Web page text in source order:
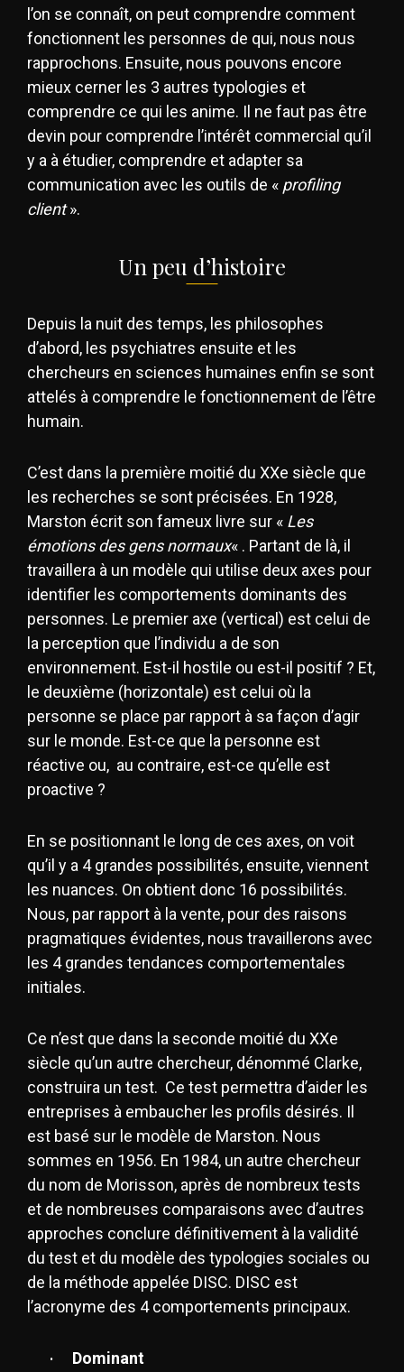
l’on se connaît, on peut comprendre comment
fonctionnent les personnes de qui, nous nous
rapprochons. Ensuite, nous pouvons encore
mieux cerner les 3 autres typologies et
comprendre ce qui les anime. Il ne faut pas être
devin pour comprendre l’intérêt commercial qu’il
y a à étudier, comprendre et adapter sa
communication avec les outils de « profiling
client».
Un peu d’histoire
Depuis la nuit des temps, les philosophes
d’abord, les psychiatres ensuite et les
chercheurs en sciences humaines enfin se sont
attelés à comprendre le fonctionnement de l’être
humain.
C’est dans la première moitié du XXe siècle que
les recherches se sont précisées. En 1928,
Marston écrit son fameux livre sur « Les
émotions des gens normaux« . Partant de là, il
travaillera à un modèle qui utilise deux axes pour
identifier les comportements dominants des
personnes. Le premier axe (vertical) est celui de
la perception que l’individu a de son
environnement. Est-il hostile ou est-il positif ? Et,
le deuxième (horizontale) est celui où la
personne se place par rapport à sa façon d’agir
sur le monde. Est-ce que la personne est
réactive ou, au contraire, est-ce qu’elle est
proactive ?
En se positionnant le long de ces axes, on voit
qu’il y a 4 grandes possibilités, ensuite, viennent
les nuances. On obtient donc 16 possibilités.
Nous, par rapport à la vente, pour des raisons
pragmatiques évidentes, nous travaillerons avec
les 4 grandes tendances comportementales
initiales.
Ce n’est que dans la seconde moitié du XXe
siècle qu’un autre chercheur, dénommé Clarke,
construira un test. Ce test permettra d’aider les
entreprises à embaucher les profils désirés. Il
est basé sur le modèle de Marston. Nous
sommes en 1956. En 1984, un autre chercheur
du nom de Morisson, après de nombreux tests
et de nombreuses comparaisons avec d’autres
approches conclure définitivement à la validité
du test et du modèle des typologies sociales ou
de la méthode appelée DISC. DISC est
l’acronyme des 4 comportements principaux.
Dominant